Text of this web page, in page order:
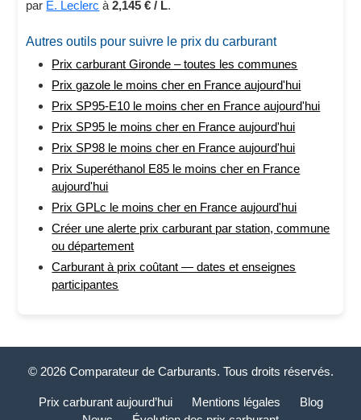
par E. Leclerc à2,145 € / L.
Autres outils pour suivre le prix du carburant
Prix carburant Gironde – toutes les communes
Prix gazole le moins cher en France aujourd'hui
Prix SP95-E10 le moins cher en France aujourd'hui
Prix SP95 le moins cher en France aujourd'hui
Prix SP98 le moins cher en France aujourd'hui
Prix Superéthanol E85 le moins cher en France
aujourd'hui
Prix GPLc le moins cher en France aujourd'hui
Créer une alerte prix carburant par station, commune
ou département
Carburant à prix coûtant — dates et enseignes
participantes
© 2026 Comparateur de Carburants. Tous droits réservés.
Prix carburant aujourd’hui Mentions légales
Blog